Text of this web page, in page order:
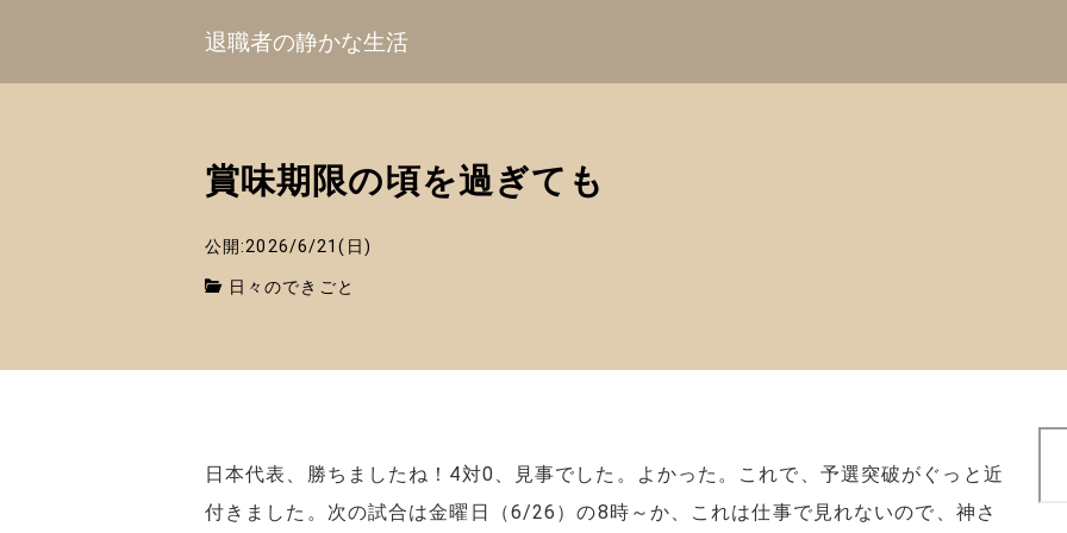
退職者の静かな生活
賞味期限の頃を過ぎても
公開:2026/6/21(日)
日々のできごと
日本代表、勝ちましたね！4対0、見事でした。よかった。これで、予選突破がぐっと近
付きました。次の試合は金曜日（6/26）の8時～か、これは仕事で見れないので、神さ